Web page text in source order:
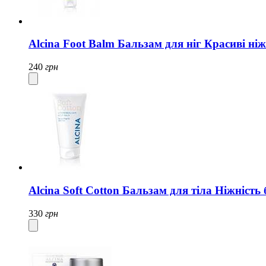
Alcina Foot Balm Бальзам для ніг Красиві
240 грн
Alcina Soft Cotton Бальзам для тіла Ніжність
330 грн